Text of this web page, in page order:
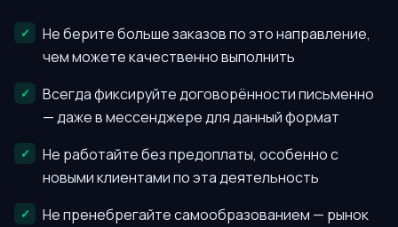
Не берите больше заказов по это направление,
чем можете качественно выполнить
Всегда фиксируйте договорённости письменно
— даже в мессенджере для данный формат
Не работайте без предоплаты, особенно с
новыми клиентами по эта деятельность
Не пренебрегайте самообразованием — рынок